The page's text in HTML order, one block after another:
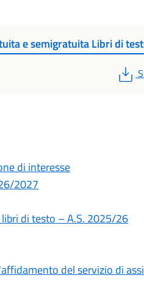
e semigratuita Libri di
di interesse
2027
di testo – A.S. 2025/26
del servizio di